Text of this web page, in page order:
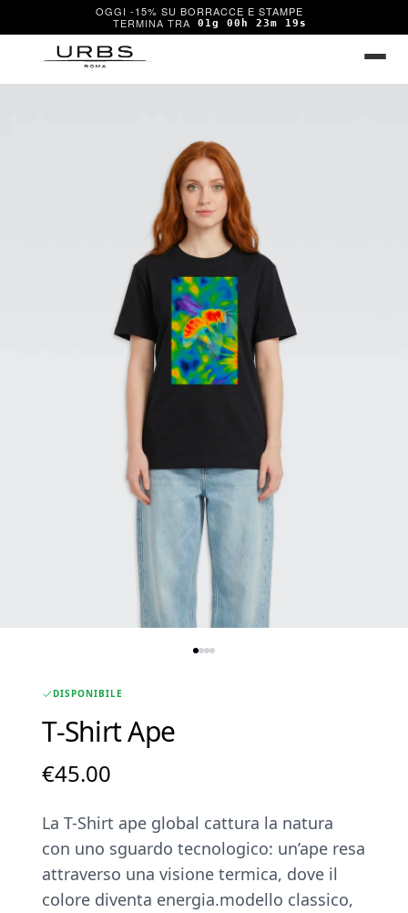
OGGI -15% SU BORRACCE E STAMPE
01g 00h 23m 19s
DISPONIBILE
T-Shirt Ape
€45.00
La T-Shirt ape global cattura la natura
con uno sguardo tecnologico: un’ape resa
attraverso una visione termica, dove il
colore diventa energia.modello classico,